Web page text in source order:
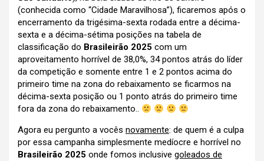
(conhecida como “Cidade Maravilhosa”), ficaremos após o
encerramento da trigésima-sexta rodada entre a décima-
sexta e a décima-sétima posições na tabela de
classificação do Brasileirão 2025 com um
aproveitamento horrível de 38,0%, 34 pontos atrás do líder
da competição e somente entre 1 e 2 pontos acima do
primeiro time na zona do rebaixamento se ficarmos na
décima-sexta posição ou 1 ponto atrás do primeiro time
fora da zona do rebaixamento..
Agora eu pergunto a vocês novamente: de quem é a culpa
por essa campanha simplesmente medíocre e horrível no
Brasileirão 2025 onde fomos inclusive goleados de